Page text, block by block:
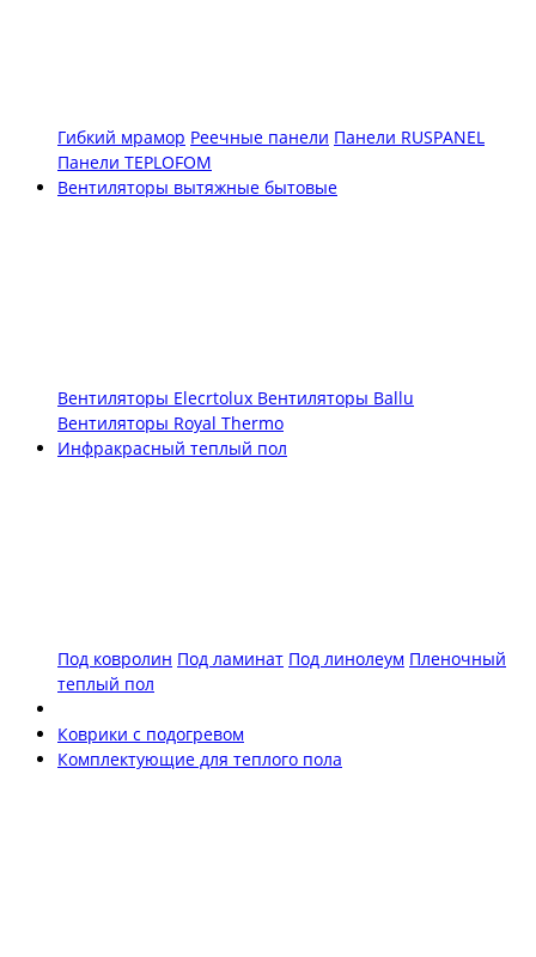
Гибкий мрамор Реечные панели Панели RUSPANEL
Панели TEPLOFOM
Вентиляторы вытяжные бытовые
Вентиляторы Elecrtolux Вентиляторы Ballu
Вентиляторы Royal Thermo
Инфракрасный теплый пол
Под ковролин Под ламинат Под линолеум Пленочный
теплый пол
Коврики с подогревом
Комплектующие для теплого пола